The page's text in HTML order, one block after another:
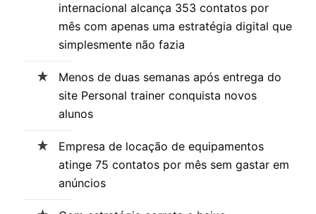
internacional alcança 353 contatos por
mês com apenas uma estratégia digital que
simplesmente não fazia
Menos de duas semanas após entrega do
site Personal trainer conquista novos
alunos
Empresa de locação de equipamentos
atinge 75 contatos por mês sem gastar em
anúncios